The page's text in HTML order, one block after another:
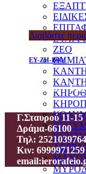
ΖΕΟ
Διαβάστε
EY-ZH-B001
Ιεροραφείο –
Γ.Σταυρού 11-15
Δράμα-66100
Τηλ: 2521039764
Κιν: 6999971259